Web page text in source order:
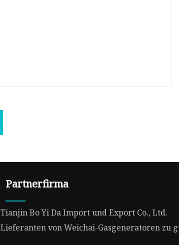
Partnerfirma
Tianjin Bo Yi Da Import und Export Co., Ltd.
Lieferanten von Weichai-Gasgeneratoren zu